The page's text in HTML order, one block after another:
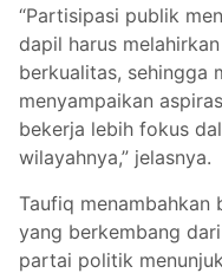
“Partisipasi publik
dapil harus
berkualitas, sehingga
menyampaikan
bekerja lebih fokus
wilayahnya,” jelasnya.
Taufiq menambahkan
yang berkembang
partai politik